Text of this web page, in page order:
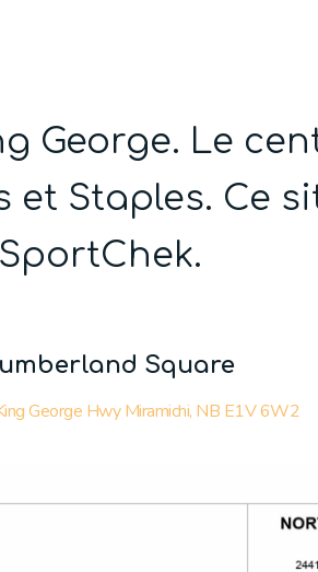
George. Le
et Staples. Ce
Square
George Hwy Miramichi, NB E1V 6W2